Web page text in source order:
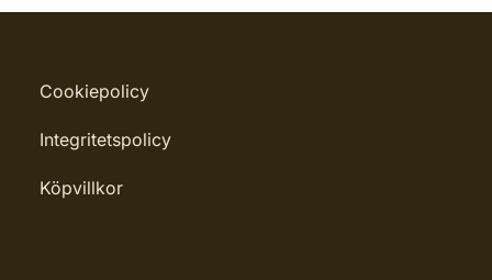
Cookiepolicy
Integritetspolicy
Köpvillkor